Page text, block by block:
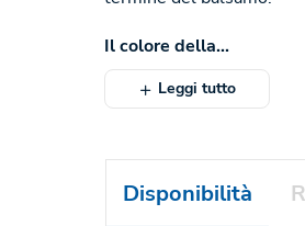
Il colore della...
Leggi tutto
Disponibilità